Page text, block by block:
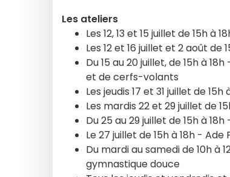
Les ateliers
Les 12, 13 et 15 juillet de 15h
Les 12 et 16 juillet et 2 août
Du 15 au 20 juillet, de 15h à
et de cerfs-volants
Les jeudis 17 et 31 juillet de
Les mardis 22 et 29 juillet de
Du 25 au 29 juillet de 15h à
Le 27 juillet de 15h à 18h -
Du mardi au samedi de 10h à
gymnastique douce